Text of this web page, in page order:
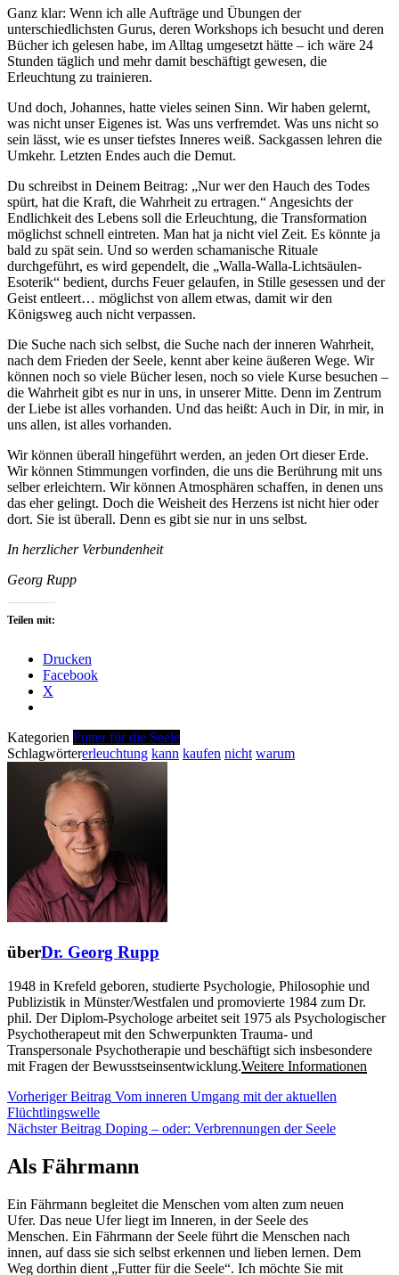
Ganz klar: Wenn ich alle Aufträge und Übungen der
unterschiedlichsten Gurus, deren Workshops ich besucht und deren
Bücher ich gelesen habe, im Alltag umgesetzt hätte – ich wäre 24
Stunden täglich und mehr damit beschäftigt gewesen, die
Erleuchtung zu trainieren.
Und doch, Johannes, hatte vieles seinen Sinn. Wir haben gelernt,
was nicht unser Eigenes ist. Was uns verfremdet. Was uns nicht so
sein lässt, wie es unser tiefstes Inneres weiß. Sackgassen lehren die
Umkehr. Letzten Endes auch die Demut.
Du schreibst in Deinem Beitrag: „Nur wer den Hauch des Todes
spürt, hat die Kraft, die Wahrheit zu ertragen.“ Angesichts der
Endlichkeit des Lebens soll die Erleuchtung, die Transformation
möglichst schnell eintreten. Man hat ja nicht viel Zeit. Es könnte ja
bald zu spät sein. Und so werden schamanische Rituale
durchgeführt, es wird gependelt, die „Walla-Walla-Lichtsäulen-
Esoterik“ bedient, durchs Feuer gelaufen, in Stille gesessen und der
Geist entleert… möglichst von allem etwas, damit wir den
Königsweg auch nicht verpassen.
Die Suche nach sich selbst, die Suche nach der inneren Wahrheit,
nach dem Frieden der Seele, kennt aber keine äußeren Wege. Wir
können noch so viele Bücher lesen, noch so viele Kurse besuchen –
die Wahrheit gibt es nur in uns, in unserer Mitte. Denn im Zentrum
der Liebe ist alles vorhanden. Und das heißt: Auch in Dir, in mir, in
uns allen, ist alles vorhanden.
Wir können überall hingeführt werden, an jeden Ort dieser Erde.
Wir können Stimmungen vorfinden, die uns die Berührung mit uns
selber erleichtern. Wir können Atmosphären schaffen, in denen uns
das eher gelingt. Doch die Weisheit des Herzens ist nicht hier oder
dort. Sie ist überall. Denn es gibt sie nur in uns selbst.
In herzlicher Verbundenheit
Georg Rupp
Teilen mit:
Drucken
Facebook
X
Kategorien Futter für die Seele
Schlagwörtererleuchtung kann kaufen nicht warum
überDr. Georg Rupp
1948 in Krefeld geboren, studierte Psychologie, Philosophie und
Publizistik in Münster/Westfalen und promovierte 1984 zum Dr.
phil. Der Diplom-Psychologe arbeitet seit 1975 als Psychologischer
Psychotherapeut mit den Schwerpunkten Trauma- und
Transpersonale Psychotherapie und beschäftigt sich insbesondere
mit Fragen der Bewusstseinsentwicklung.Weitere Informationen
Beitragsnavigation
Vorheriger Beitrag Vom inneren Umgang mit der aktuellen
FlüchtlingswelleVorheriger
Beitrag
Nächster Beitrag Doping – oder: Verbrennungen der SeeleNächster
Als Fährmann
Ein Fährmann begleitet die Menschen vom alten zum neuen
Ufer. Das neue Ufer liegt im Inneren, in der Seele des
Menschen. Ein Fährmann der Seele führt die Menschen nach
innen, auf dass sie sich selbst erkennen und lieben lernen. Dem
Weg dorthin dient „Futter für die Seele“. Ich möchte Sie mit